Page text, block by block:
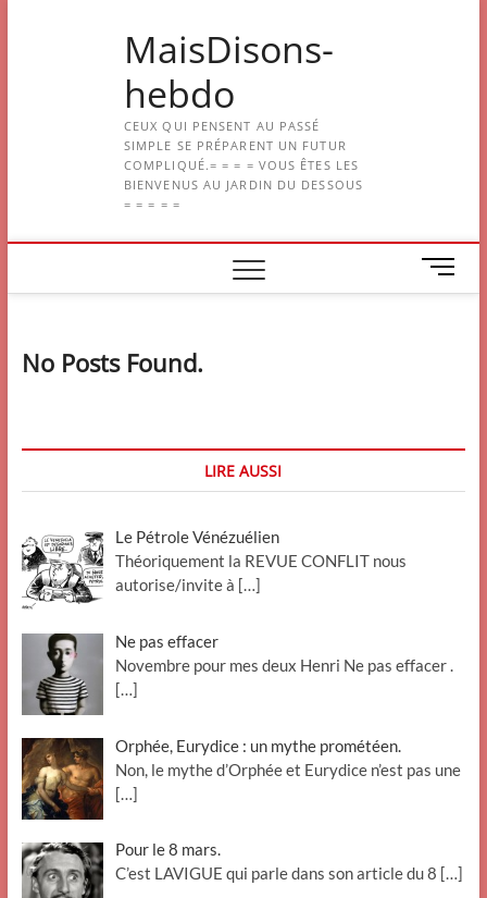
MaisDisons-
hebdo
CEUX QUI PENSENT AU PASSÉ
SIMPLE SE PRÉPARENT UN FUTUR
COMPLIQUÉ.= = = = VOUS ÊTES LES
BIENVENUS AU JARDIN DU DESSOUS
= = = = =
M
e
o
No Posts Found.
LIRE AUSSI
Le Pétrole Vénézuélien
Théoriquement la REVUE CONFLIT nous
autorise/invite à […]
Ne pas effacer
Novembre pour mes deux Henri Ne pas effacer .
[…]
Orphée, Eurydice : un mythe prométéen.
Non, le mythe d’Orphée et Eurydice n’est pas une
[…]
Pour le 8 mars.
C’est LAVIGUE qui parle dans son article du 8 […]